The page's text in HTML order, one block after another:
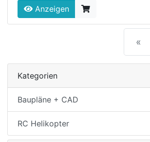
Anzeigen
«
Kategorien
Baupläne + CAD
RC Helikopter